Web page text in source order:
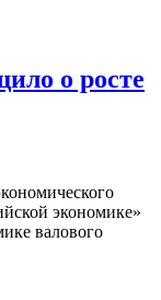
о росте
экономике»
валового